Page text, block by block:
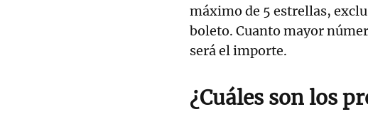
máximo de 5 estrellas,
boleto. Cuanto mayor
será el importe.
¿Cuáles son los